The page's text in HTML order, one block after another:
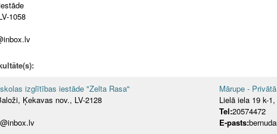
1058
izglītības iestāde "Zelta Rasa"
Ķekavas nov., LV-2128
Mārupe -
Lielā iela 19 k-
Tel:20574472
E-pasts: